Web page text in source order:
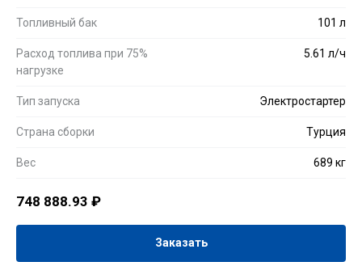
Топливный бак 101 л
Расход топлива при 75%
нагрузке
5.61 л/ч
Тип запуска Электростартер
Страна сборки Турция
Вес 689 кг
748 888.93 ₽
Заказать